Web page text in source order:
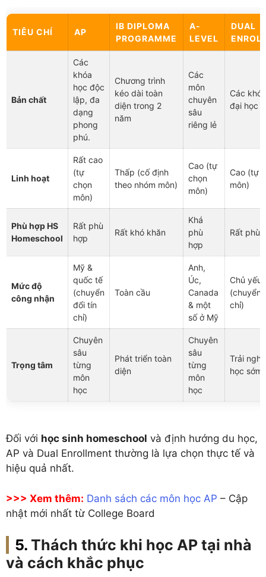
TIÊU CHÍ AP
IB DIPLOMA
PROGRAMME
A-
LEVEL
DUAL
Bản chất
Các
khóa
học độc
lập, đa
dạng
phong
phú.
Chương trình
kéo dài toàn
diện trong 2
năm
Các
môn
chuyên
sâu
riêng lẻ
Các
đại học
Linh hoạt
Rất cao
(tự
chọn
môn)
Thấp (cố định
theo nhóm môn)
Cao (tự
chọn
môn)
Cao (tự
môn)
Phù hợp HS
Homeschool
Rất phù
hợp
Rất khó khăn
Khá
phù
hợp
Rất phù
Mức độ
công nhận
Mỹ &
quốc tế
(chuyển
đổi tín
chỉ)
Toàn cầu
Anh,
Úc,
Canada
& một
số ở Mỹ
Chủ yếu
(chuyển
chỉ)
Trọng tâm
Chuyên
sâu
từng
môn
học
Phát triển toàn
diện
Chuyên
sâu
từng
môn
học
Trải
học sớm
Đối với học sinh homeschool và định hướng du học,
AP và Dual Enrollment thường là lựa chọn thực tế và
hiệu quả nhất.
>>> Xem thêm: Danh sách các môn học AP – Cập
nhật mới nhất từ College Board
Thách thức khi học AP tại nhà
và cách khắc phục